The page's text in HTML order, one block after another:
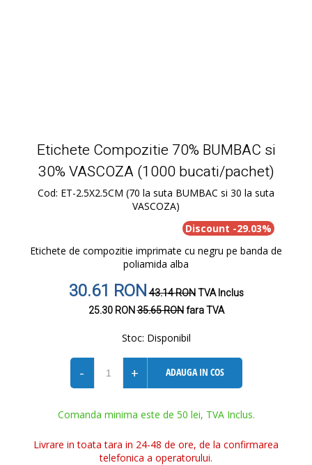
Etichete Compozitie 70% BUMBAC si
30% VASCOZA (1000 bucati/pachet)
Cod: ET-2.5X2.5CM (70 la suta BUMBAC si 30 la suta
VASCOZA)
Discount -29.03%
Etichete de compozitie imprimate cu negru pe banda de
poliamida alba
30.61 RON43.14 RONTVA Inclus
25.30 RON35.65 RONfara TVA
Stoc: Disponibil
- + ADAUGA IN COS
Comanda minima este de 50 lei, TVA Inclus.
Livrare in toata tara in 24-48 de ore, de la confirmarea
telefonica a operatorului.